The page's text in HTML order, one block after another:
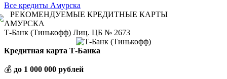
Все кредиты Амурска
РЕКОМЕНДУЕМЫЕ КРЕДИТНЫЕ КАРТЫ
АМУРСКА
Т-Банк (Тинькофф) Лиц. ЦБ № 2673
Кредитная карта Т-Банка
💰 до 1 000 000 рублей